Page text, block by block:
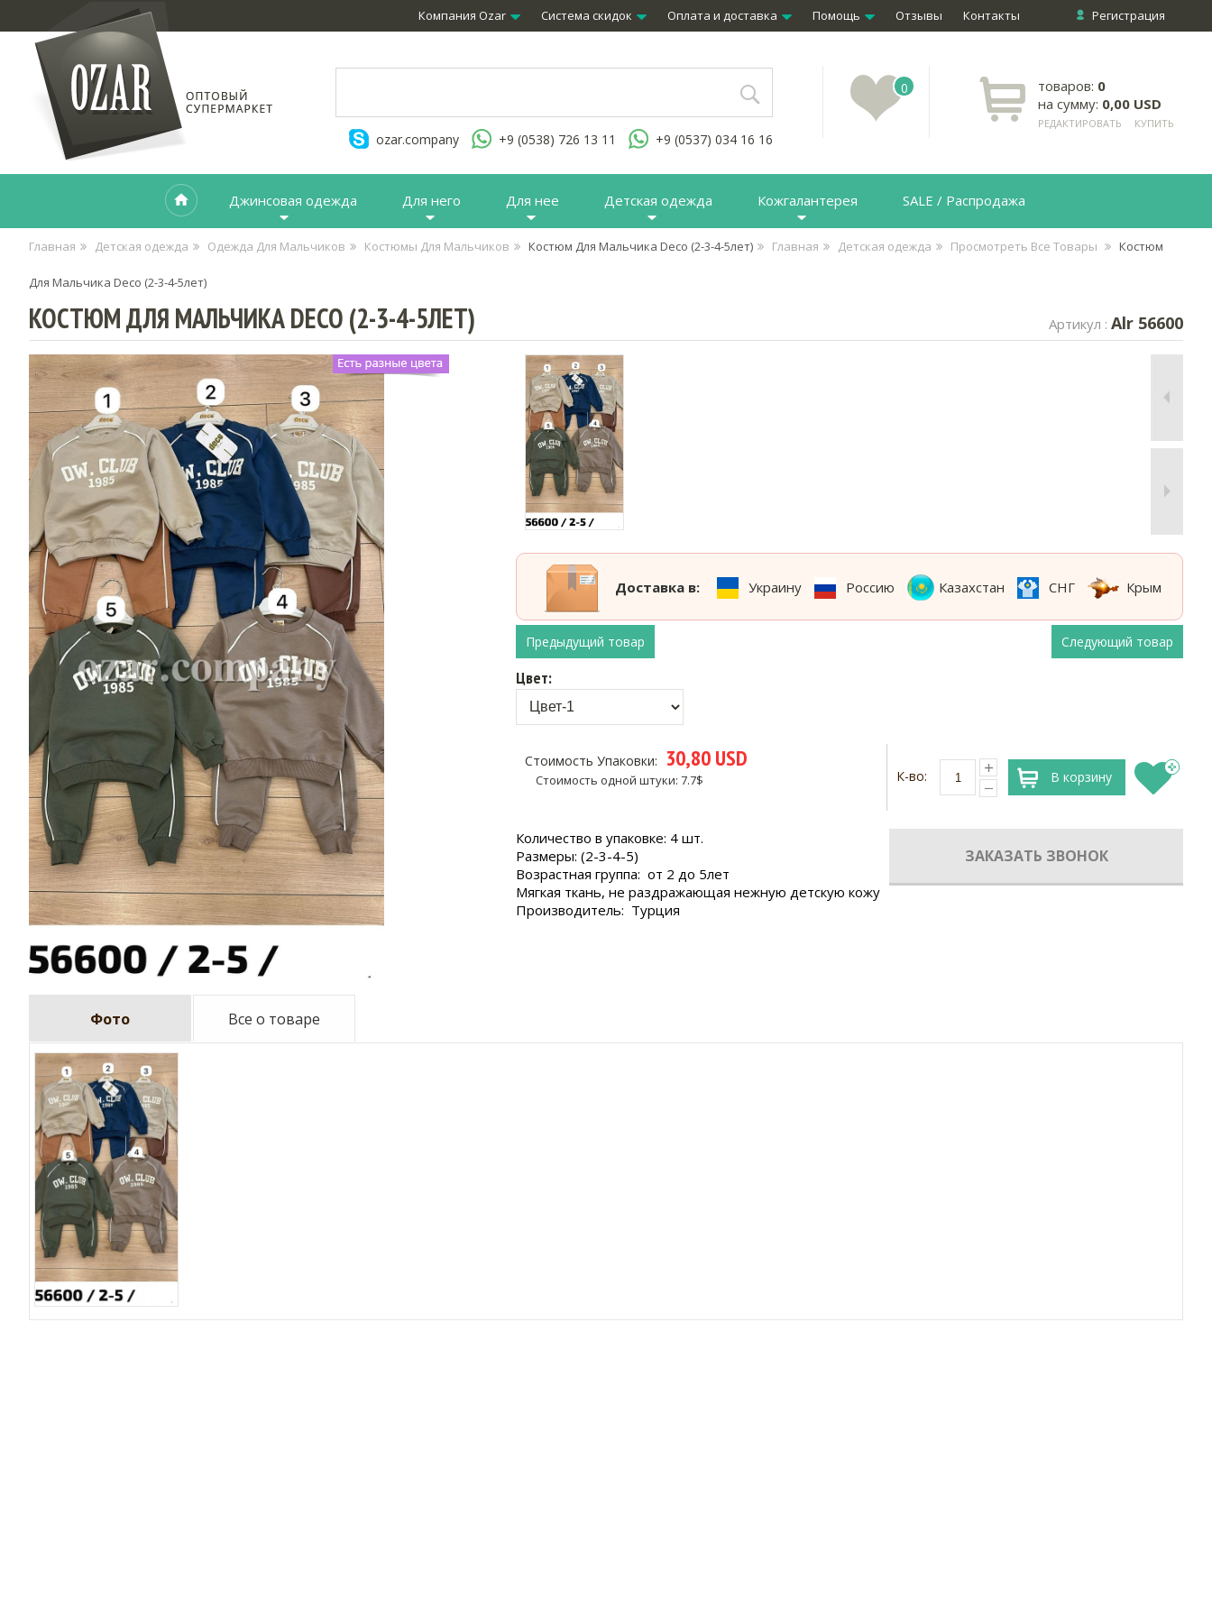
Регистрация
Компания Ozar Система скидок Оплата и доставка Помощь Отзывы Контакты
ozar.company +9 (0538) 726 13 11 +9 (0537) 034 16 16
0 товаров: 0
на сумму: 0,00 USD
РЕДАКТИРОВАТЬ КУПИТЬ
Джинсовая одежда Для него Для нее Детская одежда Кожгалантерея SALE / Распродажа
Главная Детская одежда Одежда Для Мальчиков Костюмы Для Мальчиков Костюм Для Мальчика Deco (2-3-4-5лет) Главная Детская одежда Просмотреть Все Товары Костюм
Для Мальчика Deco (2-3-4-5лет)
КОСТЮМ ДЛЯ МАЛЬЧИКА DECO (2-3-4-5ЛЕТ) Артикул : Alr 56600
Доставка в: Украину Россию Казахстан СНГ Крым
Предыдущий товар Следующий товар
Цвет:
Стоимость Упаковки: 30,80 USD
Стоимость одной штуки: 7.7$ К-во: В корзину
Количество в упаковке: 4 шт.
Размеры: (2-3-4-5)
Возрастная группа: от 2 до 5лет
Мягкая ткань, не раздражающая нежную детскую кожу
Производитель: Турция
ЗАКАЗАТЬ ЗВОНОК
Фото Все о товаре